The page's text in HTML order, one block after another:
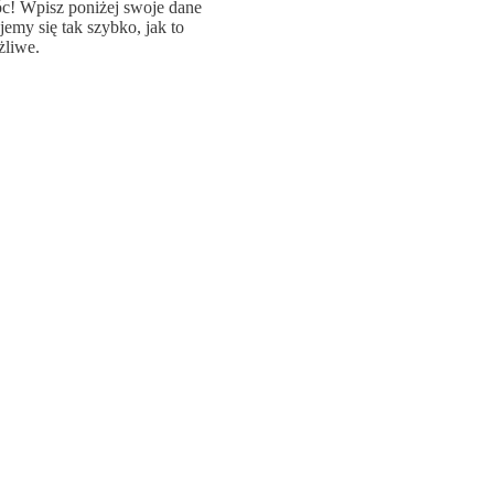
Wpisz poniżej swoje dane
się tak szybko, jak to